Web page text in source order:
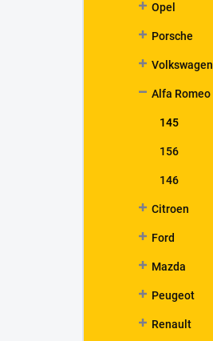
Opel
Porsche
Volkswagen
Alfa Romeo
145
156
146
Citroen
Ford
Mazda
Peugeot
Renault